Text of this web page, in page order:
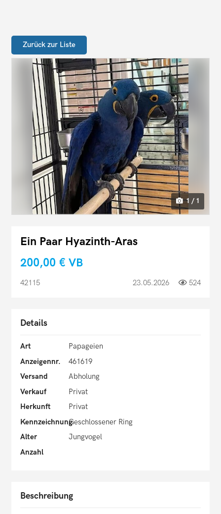
Zurück zur Liste
1 / 1
Ein Paar Hyazinth-Aras
200,00 € VB
42115 23.05.2026 524
Details
Art
Papageien
Anzeigennr.
461619
Versand
Abholung
Verkauf
Privat
Herkunft
Privat
KennzeichnungGeschlossener Ring
Alter
Jungvogel
Anzahl
Beschreibung